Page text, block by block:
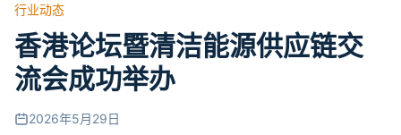
行业动态
香港论坛暨清洁能源供应链交
流会成功举办
2026年5月29日